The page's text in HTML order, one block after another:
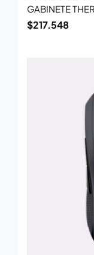
GABINETE
$217.548